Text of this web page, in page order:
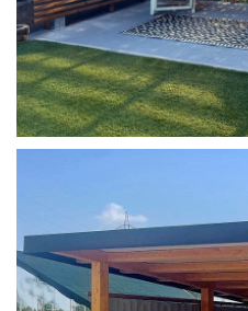
COPERTURA MOBILE 2 AUTO